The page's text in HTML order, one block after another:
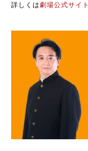
詳しくは 劇場公式サイト